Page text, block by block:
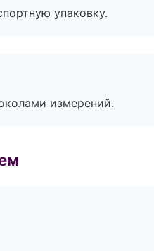
упаковку.
измерений.